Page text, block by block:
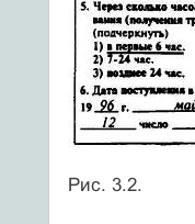
Рис. 3.2.